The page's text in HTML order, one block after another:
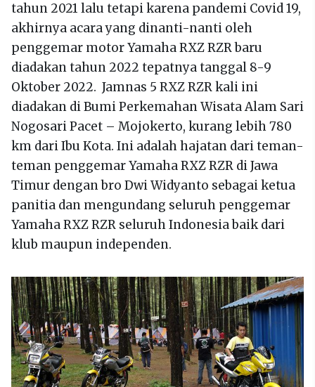
tahun 2021 lalu tetapi karena pandemi Covid 19,
akhirnya acara yang dinanti-nanti oleh
penggemar motor Yamaha RXZ RZR baru
diadakan tahun 2022 tepatnya tanggal 8-9
Oktober 2022. Jamnas 5 RXZ RZR kali ini
diadakan di Bumi Perkemahan Wisata Alam Sari
Nogosari Pacet – Mojokerto, kurang lebih 780
km dari Ibu Kota. Ini adalah hajatan dari teman-
teman penggemar Yamaha RXZ RZR di Jawa
Timur dengan bro Dwi Widyanto sebagai ketua
panitia dan mengundang seluruh penggemar
Yamaha RXZ RZR seluruh Indonesia baik dari
klub maupun independen.